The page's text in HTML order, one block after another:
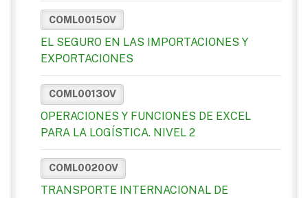
COML0015OV
EL SEGURO EN LAS IMPORTACIONES Y
EXPORTACIONES
COML0013OV
OPERACIONES Y FUNCIONES DE EXCEL
PARA LA LOGÍSTICA. NIVEL 2
COML0020OV
TRANSPORTE INTERNACIONAL DE